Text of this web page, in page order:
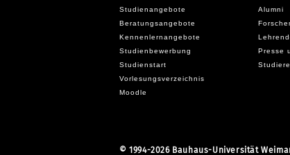
Studienangebote
Beratungsangebote
Kennenlernangebote
Studienbewerbung
Studienstart
Vorlesungsverzeichnis
Moodle
Alumni
Presse
© 1994-2026 Bauhaus-Universität